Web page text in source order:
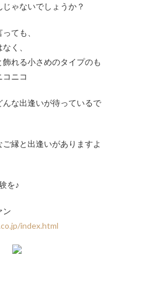
ゃないでしょうか？
ても、
く、
れる小さめのタイプのも
コニコ
んな出逢いが待っているで
縁と出逢いがありますよ
を♪
ン
index.html